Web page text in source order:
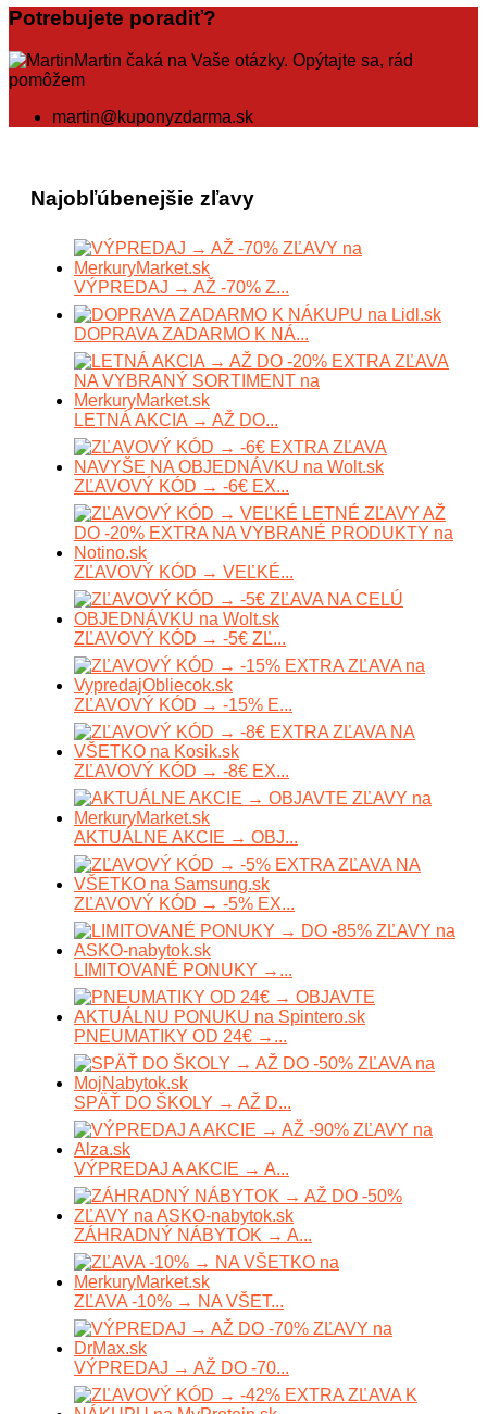
Potrebujete poradiť?
Martin čaká na Vaše otázky. Opýtajte sa, rád
pomôžem
martin@kuponyzdarma.sk
Najobľúbenejšie zľavy
VÝPREDAJ → AŽ -70% Z...
DOPRAVA ZADARMO K NÁ...
LETNÁ AKCIA → AŽ DO...
ZĽAVOVÝ KÓD → -6€ EX...
ZĽAVOVÝ KÓD → VEĽKÉ...
ZĽAVOVÝ KÓD → -5€ ZĽ...
ZĽAVOVÝ KÓD → -15% E...
ZĽAVOVÝ KÓD → -8€ EX...
AKTUÁLNE AKCIE → OBJ...
ZĽAVOVÝ KÓD → -5% EX...
LIMITOVANÉ PONUKY →...
PNEUMATIKY OD 24€ →...
SPÄŤ DO ŠKOLY → AŽ D...
VÝPREDAJ A AKCIE → A...
ZÁHRADNÝ NÁBYTOK → A...
ZĽAVA -10% → NA VŠET...
VÝPREDAJ → AŽ DO -70...